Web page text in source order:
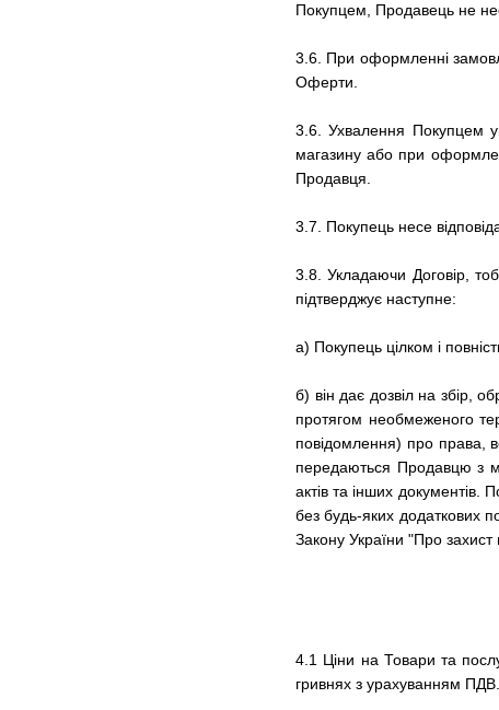
Покупцем, Продавець не
3.6. При оформленні
Оферти.
3.6. Ухвалення Покупцем
магазину або при
Продавця.
3.7. Покупець несе
3.8. Укладаючи Договір,
підтверджує наступне:
а) Покупець цілком і
б) він дає дозвіл на збір,
протягом необмеженого
повідомлення) про права,
передаються Продавцю з
актів та інших документів.
без будь-яких додаткових
Закону України "Про
4.1 Ціни на Товари та
гривнях з урахуванням ПДВ.